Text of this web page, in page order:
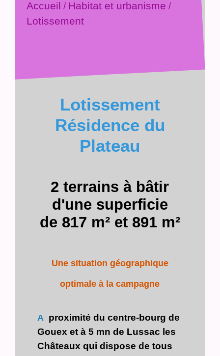
Accueil / Habitat et urbanisme /
Lotissement
Lotissement
Résidence du
Plateau
2 terrains à bâtir
d'une superficie
de 817 m² et 891 m²
Une situation géographique
optimale à la campagne
A proximité du centre-bourg de
Gouex et à 5 mn de Lussac les
Châteaux qui dispose de tous